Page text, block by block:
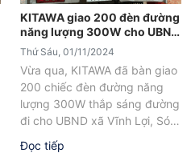
KITAWA giao 200 đèn đường
năng lượng 300W cho UBND
xã Vĩnh Lợi, Sóc Trăng
Thứ Sáu, 01/11/2024
Vừa qua, KITAWA đã bàn giao
200 chiếc đèn đường năng
lượng 300W thắp sáng đường
đi cho UBND xã Vĩnh Lợi, Sóc
Trăng. Đây là...
Đọc tiếp